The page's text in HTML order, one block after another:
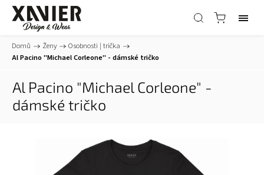
Domů / Ženy / Osobnosti | trička /
Al Pacino "Michael Corleone" - dámské tričko
Al Pacino "Michael Corleone" -
dámské tričko